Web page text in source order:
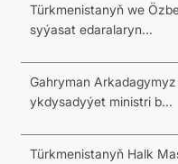
Türkmenistanyň we
syýasat edaralaryn...
Gahryman
ykdysadyýet ministri b...
Türkmenistanyň Halk